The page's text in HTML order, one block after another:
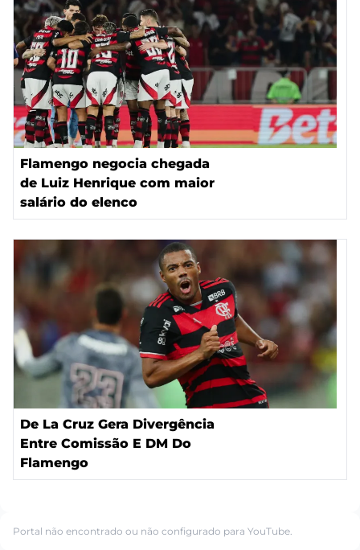
Flamengo negocia chegada
de Luiz Henrique com maior
salário do elenco
De La Cruz Gera Divergência
Entre Comissão E DM Do
Flamengo
Portal não encontrado ou não configurado para YouTube.